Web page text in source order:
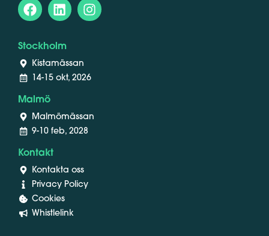
Stockholm
Kistamässan
14-15 okt, 2026
Malmö
Malmömässan
9-10 feb, 2028
Kontakt
Kontakta oss
Privacy Policy
Cookies
Whistlelink